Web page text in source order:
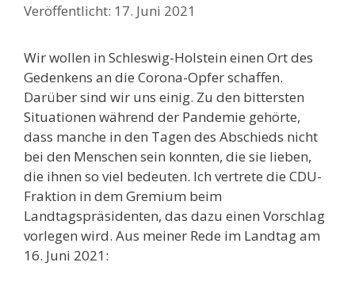
17. Juni 2021
Wir wollen in Schleswig-Holstein einen Ort des
Gedenkens an die Corona-Opfer schaffen.
Darüber sind wir uns einig. Zu den bittersten
Situationen während der Pandemie gehörte,
dass manche in den Tagen des Abschieds nicht
bei den Menschen sein konnten, die sie lieben,
die ihnen so viel bedeuten. Ich vertrete die CDU-
Fraktion in dem Gremium beim
Landtagspräsidenten, das dazu einen Vorschlag
vorlegen wird. Aus meiner Rede im Landtag am
16. Juni 2021: